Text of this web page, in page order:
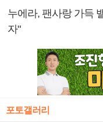
누에라, 팬사랑 가득
자"
포토갤러리